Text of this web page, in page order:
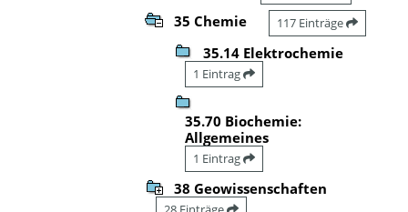
35 Chemie 117 Einträge
35.14 Elektrochemie
1 Eintrag
35.70 Biochemie:
Allgemeines
1 Eintrag
38 Geowissenschaften